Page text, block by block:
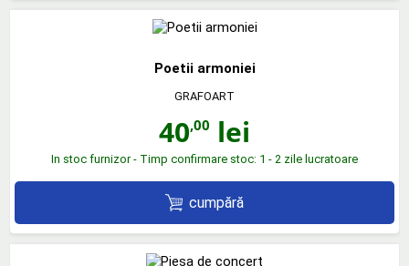
Poetii armoniei
GRAFOART
40,00 lei
In stoc furnizor - Timp confirmare stoc: 1 - 2 zile lucratoare
cumpără